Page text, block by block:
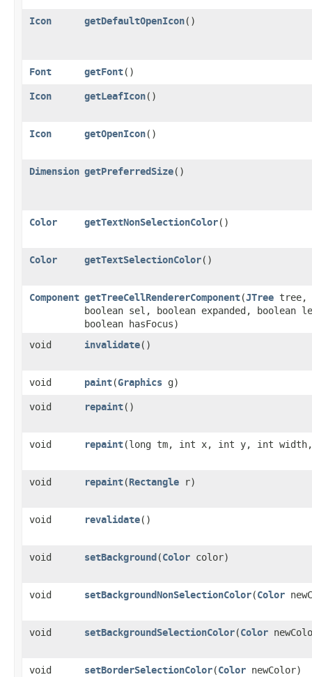
Icon getDefaultOpenIcon()
Font getFont()
Icon getLeafIcon()
Icon getOpenIcon()
Dimension getPreferredSize()
Color getTextNonSelectionColor()
Color getTextSelectionColor()
Component getTreeCellRendererComponent​(JTree tree,
boolean sel, boolean expanded,
boolean hasFocus)
void
invalidate()
void paint​(Graphics g)
void repaint()
void repaint​(long tm, int x, int y, int
void repaint​(Rectangle r)
void revalidate()
void setBackground ​(Color color)
void setBackgroundNonSelectionColor​(Color
void setBackgroundSelectionColor​(Color
void setBorderSelectionColor​(Color newColor)